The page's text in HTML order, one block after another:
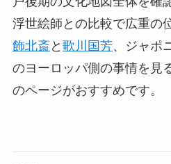
浮世絵師との比較で広重の
飾北斎と 歌川国芳、ジャポ
のヨーロッパ側の事情を見
のページがおすすめです。